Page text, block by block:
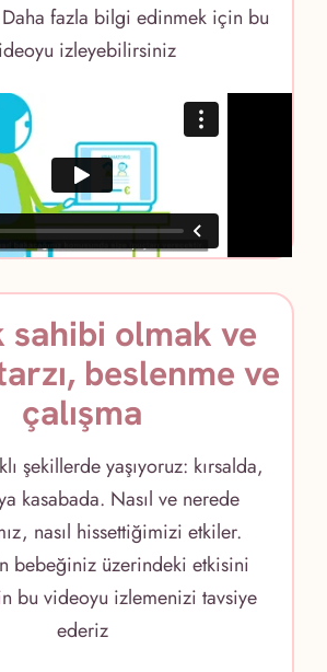
fazla bilgi edinmek için bu
izleyebilirsiniz
sahibi olmak ve
beslenme ve
çalışma
şekillerde yaşıyoruz: kırsalda,
kasabada. Nasıl ve nerede
nasıl hissettiğimizi etkiler.
bebeğiniz üzerindeki etkisini
bu videoyu izlemenizi tavsiye
ederiz